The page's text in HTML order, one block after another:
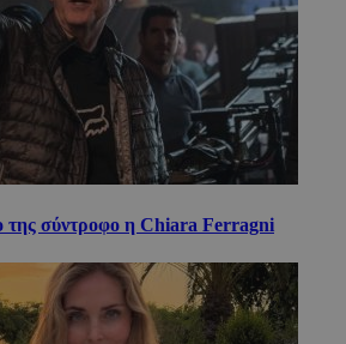
της σύντροφο η Chiara Ferragni